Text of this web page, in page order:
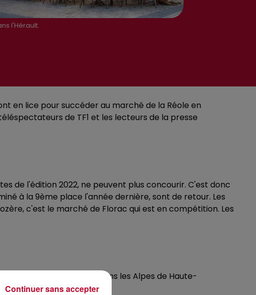
l'Hérault.
en lice pour succéder au marché de la Réole en
de TF1 et les lecteurs de la presse
de l'édition 2022, ne peuvent plus concourir. C'est donc
à la 9ème place l'année dernière, sont de retour. Les
c'est le marché de Florac qui est en compétition. Les
de Forcalquier, situé dans les Alpes de Haute-
Continuer sans accepter